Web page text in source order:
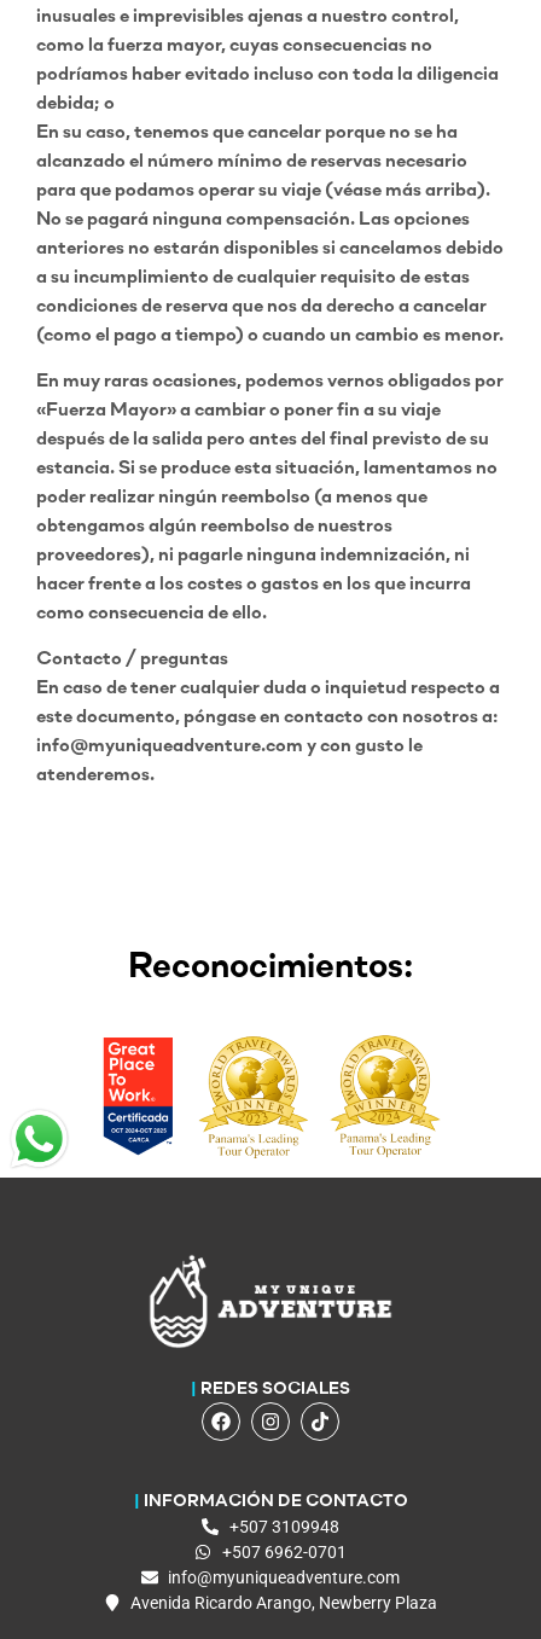
inusuales e imprevisibles ajenas a nuestro control,
como la fuerza mayor, cuyas consecuencias no
podríamos haber evitado incluso con toda la diligencia
debida; o
En su caso, tenemos que cancelar porque no se ha
alcanzado el número mínimo de reservas necesario
para que podamos operar su viaje (véase más arriba).
No se pagará ninguna compensación. Las opciones
anteriores no estarán disponibles si cancelamos debido
a su incumplimiento de cualquier requisito de estas
condiciones de reserva que nos da derecho a cancelar
(como el pago a tiempo) o cuando un cambio es menor.
En muy raras ocasiones, podemos vernos obligados por
«Fuerza Mayor» a cambiar o poner fin a su viaje
después de la salida pero antes del final previsto de su
estancia. Si se produce esta situación, lamentamos no
poder realizar ningún reembolso (a menos que
obtengamos algún reembolso de nuestros
proveedores), ni pagarle ninguna indemnización, ni
hacer frente a los costes o gastos en los que incurra
como consecuencia de ello.
Contacto / preguntas
En caso de tener cualquier duda o inquietud respecto a
este documento, póngase en contacto con nosotros a:
info@myuniqueadventure.com y con gusto le
atenderemos.
Reconocimientos:
REDES SOCIALES
INFORMACIÓN DE CONTACTO
+507 3109948
+507 6962-0701
info@myuniqueadventure.com
Avenida Ricardo Arango, Newberry Plaza